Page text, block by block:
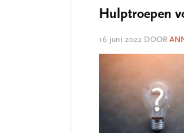
Hulptroepen
16 juni 2022 DOOR